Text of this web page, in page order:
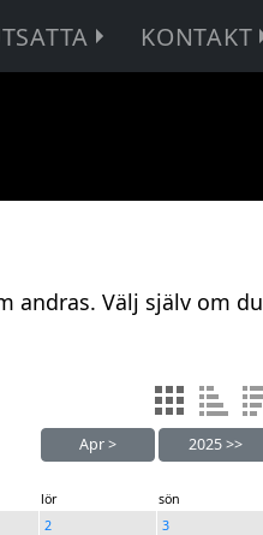
KONTAKT
andras. Välj själv om du
Apr> 2025>>
lör
sön
2 3